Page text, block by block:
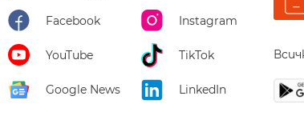
Facebook Instagram
YouTube TikTok
Google News LinkedIn